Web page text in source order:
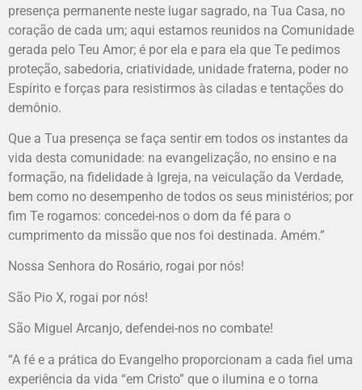
presença permanente neste lugar sagrado, na Tua Casa, no
coração de cada um; aqui estamos reunidos na Comunidade
gerada pelo Teu Amor; é por ela e para ela que Te pedimos
proteção, sabedoria, criatividade, unidade fraterna, poder no
Espírito e forças para resistirmos às ciladas e tentações do
demônio.
Que a Tua presença se faça sentir em todos os instantes da
vida desta comunidade: na evangelização, no ensino e na
formação, na fidelidade à Igreja, na veiculação da Verdade,
bem como no desempenho de todos os seus ministérios; por
fim Te rogamos: concedei-nos o dom da fé para o
cumprimento da missão que nos foi destinada. Amém.”
Nossa Senhora do Rosário, rogai por nós!
São Pio X, rogai por nós!
São Miguel Arcanjo, defendei-nos no combate!
“A fé e a prática do Evangelho proporcionam a cada fiel uma
experiência da vida “em Cristo” que o ilumina e o torna